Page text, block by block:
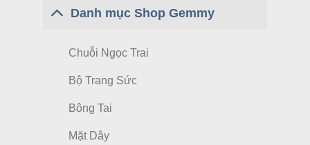
Danh mục Shop Gemmy
Chuỗi Ngọc Trai
Bộ Trang Sức
Bông Tai
Mặt Dây